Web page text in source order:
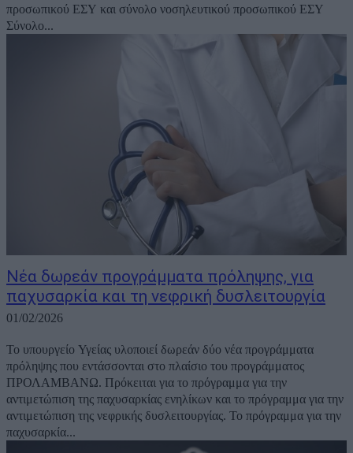
προσωπικού ΕΣΥ και σύνολο νοσηλευτικού προσωπικού ΕΣΥ
Σύνολο...
Νέα δωρεάν προγράμματα πρόληψης, για
παχυσαρκία και τη νεφρική δυσλειτουργία
01/02/2026
Το υπουργείο Υγείας υλοποιεί δωρεάν δύο νέα προγράμματα
πρόληψης που εντάσσονται στο πλαίσιο του προγράμματος
ΠΡΟΛΑΜΒΑΝΩ. Πρόκειται για το πρόγραμμα για την
αντιμετώπιση της παχυσαρκίας ενηλίκων και το πρόγραμμα για την
αντιμετώπιση της νεφρικής δυσλειτουργίας. Το πρόγραμμα για την
παχυσαρκία...